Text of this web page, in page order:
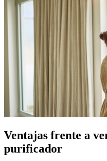
Ventajas frente a
purificador